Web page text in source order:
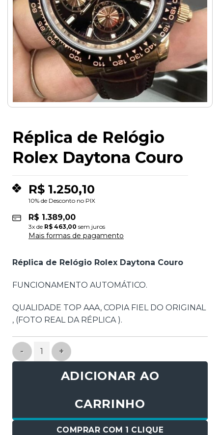
Réplica de Relógio
Rolex Daytona Couro
R$ 1.250,10
10% de Desconto no PIX
R$ 1.389,00
3x de R$ 463,00 sem juros
Mais formas de pagamento
Réplica de Relógio Rolex Daytona Couro
FUNCIONAMENTO AUTOMÁTICO.
QUALIDADE TOP AAA, COPIA FIEL DO ORIGINAL
, (FOTO REAL DA RÉPLICA ).
Réplica de Relógio Rolex Daytona Couro quantidade
ADICIONAR AO
CARRINHO
COMPRAR COM 1 CLIQUE